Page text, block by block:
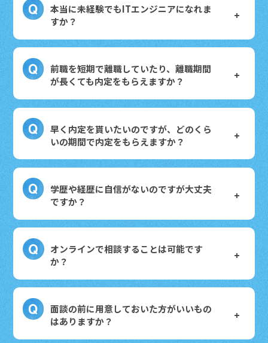
本当に未経験でもITエンジニアになれま
すか？
前職を短期で離職していたり、離職期間
が長くても内定をもらえますか？
早く内定を貰いたいのですが、どのくら
いの期間で内定をもらえますか？
学歴や経歴に自信がないのですが大丈夫
ですか？
オンラインで相談することは可能です
か？
面談の前に用意しておいた方がいいもの
はありますか？